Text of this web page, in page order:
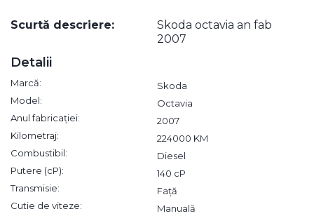
Scurtă descriere:
Skoda octavia an fab
2007
Detalii
Marcă:
Skoda
Model:
Octavia
Anul fabricației:
2007
Kilometraj:
224000 KM
Combustibil:
Diesel
Putere (cP):
140 cP
Transmisie:
Față
Cutie de viteze:
Manuală